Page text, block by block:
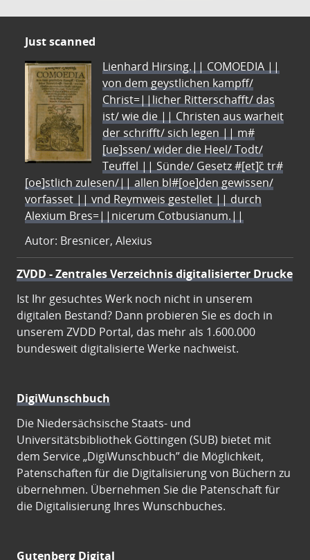
Just scanned
Lienhard Hirsing.|| COMOEDIA ||
von dem geystlichen kampff/
Christ=||licher Ritterschafft/ das
ist/ wie die || Christen aus warheit
der schrifft/ sich legen || m#
[ue]ssen/ wider die Heel/ Todt/
Teuffel || Sünde/ Gesetz #[et]c̃ tr#
[oe]stlich zulesen/|| allen bl#[oe]den gewissen/
vorfasset || vnd Reymweis gestellet || durch
Alexium Bres=||nicerum Cotbusianum.||
Autor: Bresnicer, Alexius
ZVDD - Zentrales Verzeichnis digitalisierter Drucke
Ist Ihr gesuchtes Werk noch nicht in unserem
digitalen Bestand? Dann probieren Sie es doch in
unserem ZVDD Portal, das mehr als 1.600.000
bundesweit digitalisierte Werke nachweist.
DigiWunschbuch
Die Niedersächsische Staats- und
Universitätsbibliothek Göttingen (SUB) bietet mit
dem Service „DigiWunschbuch” die Möglichkeit,
Patenschaften für die Digitalisierung von Büchern zu
übernehmen. Übernehmen Sie die Patenschaft für
die Digitalisierung Ihres Wunschbuches.
Gutenberg Digital